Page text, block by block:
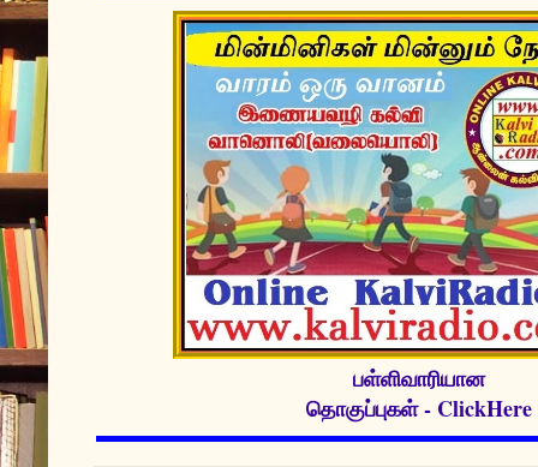
பள்ளிவாரியான
தொகுப்புகள் - ClickHere